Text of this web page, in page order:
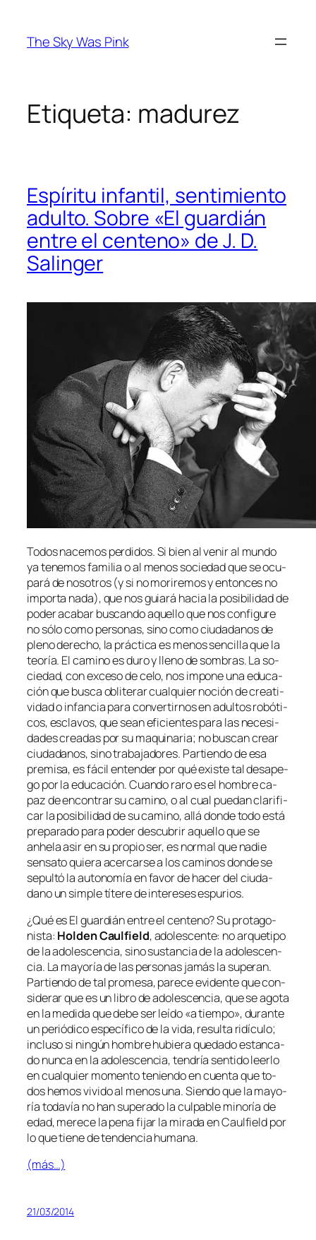
contenido
The Sky Was Pink
Etiqueta: madurez
Espíritu infantil, sentimiento
adulto. Sobre «El guardián
entre el centeno» de J. D.
Salinger
Todos na­ce­mos per­di­dos. Si bien al ve­nir al mun­do
ya te­ne­mos fa­mi­lia o al me­nos so­cie­dad que se ocu­
pa­rá de no­so­tros (y si no mo­ri­re­mos y en­ton­ces no
im­por­ta na­da), que nos guia­rá ha­cia la po­si­bi­li­dad de
po­der aca­bar bus­can­do aque­llo que nos con­fi­gu­re
no só­lo co­mo per­so­nas, sino co­mo ciu­da­da­nos de
pleno de­re­cho, la prác­ti­ca es me­nos sen­ci­lla que la
teo­ría. El ca­mino es du­ro y lleno de som­bras. La so­
cie­dad, con ex­ce­so de ce­lo, nos im­po­ne una edu­ca­
ción que bus­ca obli­te­rar cual­quier no­ción de crea­ti­
vi­dad o in­fan­cia pa­ra con­ver­tir­nos en adul­tos ro­bó­ti­
cos, es­cla­vos, que sean efi­cien­tes pa­ra las ne­ce­si­
da­des crea­das por su ma­qui­na­ria; no bus­can crear
ciu­da­da­nos, sino tra­ba­ja­do­res. Partiendo de esa
pre­mi­sa, es fá­cil en­ten­der por qué exis­te tal des­ape­
go por la edu­ca­ción. Cuando ra­ro es el hom­bre ca­
paz de en­con­trar su ca­mino, o al cual pue­dan cla­ri­fi­
car la po­si­bi­li­dad de su ca­mino, allá don­de to­do es­tá
pre­pa­ra­do pa­ra po­der des­cu­brir aque­llo que se
anhe­la asir en su pro­pio ser, es nor­mal que na­die
sen­sa­to quie­ra acer­car­se a los ca­mi­nos don­de se
se­pul­tó la au­to­no­mía en fa­vor de ha­cer del ciu­da­
dano un sim­ple tí­te­re de in­tere­ses espurios.
¿Qué esEl guar­dián en­tre el cen­teno? Su pro­ta­go­
nis­ta: Holden Caulfield, ado­les­cen­te: no ar­que­ti­po
de la ado­les­cen­cia, sino sus­tan­cia de la ado­les­cen­
cia. La ma­yo­ría de las per­so­nas ja­más la su­pe­ran.
Partiendo de tal pro­me­sa, pa­re­ce evi­den­te que con­
si­de­rar que es un li­bro de ado­les­cen­cia, que se ago­ta
en la me­di­da que de­be ser leí­do «a tiem­po», du­ran­te
un pe­rió­di­co es­pe­cí­fi­co de la vi­da, re­sul­ta ri­dícu­lo;
in­clu­so si nin­gún hom­bre hu­bie­ra que­da­do es­tan­ca­
do nun­ca en la ado­les­cen­cia, ten­dría sen­ti­do leer­lo
en cual­quier mo­men­to te­nien­do en cuen­ta que to­
dos he­mos vi­vi­do al me­nos una. Siendo que la ma­yo­
ría to­da­vía no han su­pe­ra­do la cul­pa­ble mi­no­ría de
edad, me­re­ce la pe­na fi­jar la mi­ra­da en Caulfield por
lo que tie­ne de ten­den­cia humana.
(más…)
21/03/2014